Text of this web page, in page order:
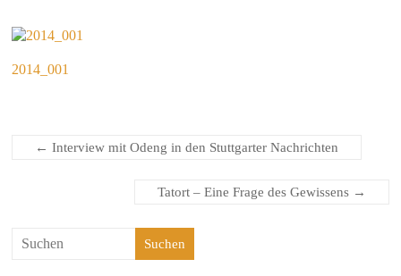
2014_001
← Interview mit Odeng in den Stuttgarter Nachrichten
Tatort – Eine Frage des Gewissens →
Suchen